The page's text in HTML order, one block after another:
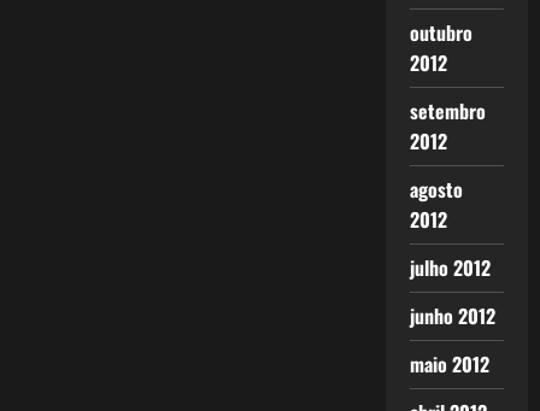
outubro
2012
setembro
2012
agosto
2012
julho 2012
junho 2012
maio 2012